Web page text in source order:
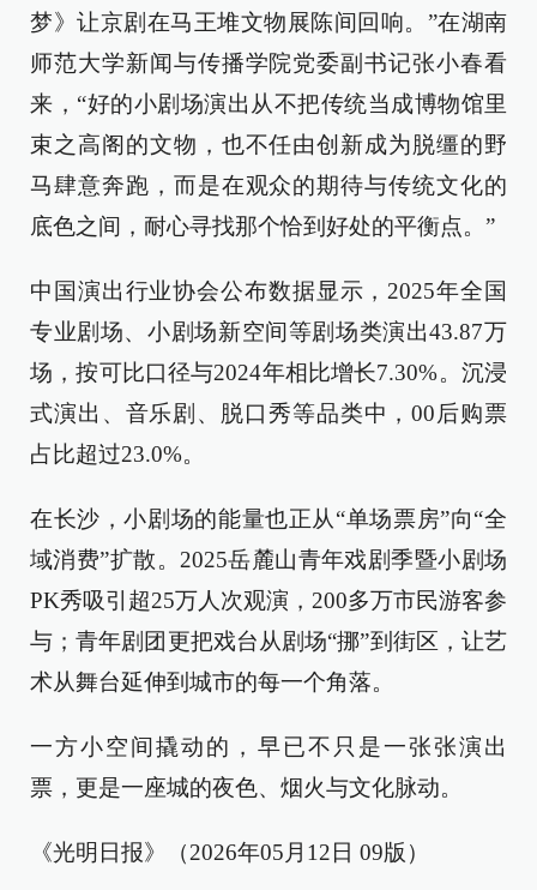
梦》让京剧在马王堆文物展陈间回响。”在湖南
师范大学新闻与传播学院党委副书记张小春看
来，“好的小剧场演出从不把传统当成博物馆里
束之高阁的文物，也不任由创新成为脱缰的野
马肆意奔跑，而是在观众的期待与传统文化的
底色之间，耐心寻找那个恰到好处的平衡点。”
中国演出行业协会公布数据显示，2025年全国
专业剧场、小剧场新空间等剧场类演出43.87万
场，按可比口径与2024年相比增长7.30%。沉浸
式演出、音乐剧、脱口秀等品类中，00后购票
占比超过23.0%。
在长沙，小剧场的能量也正从“单场票房”向“全
域消费”扩散。2025岳麓山青年戏剧季暨小剧场
PK秀吸引超25万人次观演，200多万市民游客参
与；青年剧团更把戏台从剧场“挪”到街区，让艺
术从舞台延伸到城市的每一个角落。
一方小空间撬动的，早已不只是一张张演出
票，更是一座城的夜色、烟火与文化脉动。
《光明日报》（2026年05月12日 09版）